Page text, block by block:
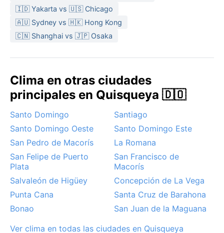
ropa ligera de algodón, un impermeable o paraguas
plegable, y calzado fresco que aguante los
chaparrones. Protector solar y repelente son
punto de vista meteorológico, es la temporada seca
entre diciembre y abril, cuando el cielo despejado
permite disfrutar sin interrupciones. Sin embargo, hay
que tener en cuenta que la ciudad se encuentra en
una zona propensa a tormentas tropicales y
huracanes entre junio y noviembre, especialmente
durante septiembre y octubre. Estos fenómenos
pueden alterar los planes, aunque no ocurren todos
los años. Fuera de la amenaza ciclónica, el clima es
estable y agradable, con brisas que alivian el calor
del mediodía.
🇮🇩 Yakarta vs 🇺🇸 Chicago
🇦🇺 Sydney vs 🇭🇰 Hong Kong
🇨🇳 Shanghai vs 🇯🇵 Osaka
Clima en otras ciudades
principales en Quisqueya 🇩🇴
Santo Domingo
Santiago
Santo Domingo Oeste
Santo Domingo Este
San Pedro de Macorís
La Romana
San Felipe de Puerto
Plata
San Francisco de
Macorís
Salvaleón de Higüey
Concepción de La Vega
Punta Cana
Santa Cruz de Barahona
Bonao
San Juan de la Maguana
Ver clima en todas las ciudades en Quisqueya